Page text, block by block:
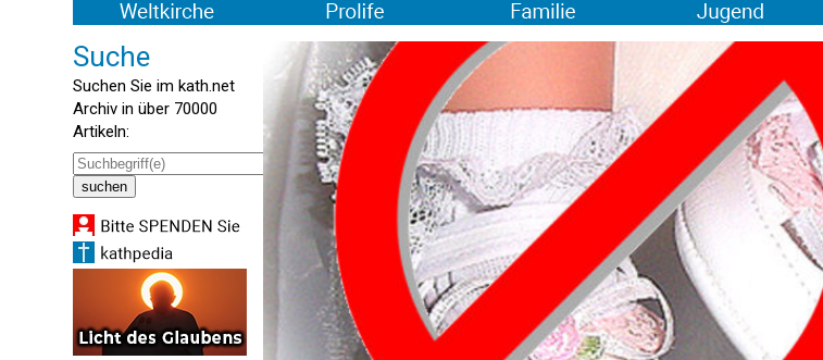
Suche
Suchen Sie im kath.net
Archiv in über 70000
Artikeln: